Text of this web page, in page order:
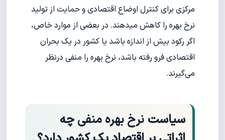
مرکزی برای کنترل اوضاع اقتصادی و حمایت از تولید
نرخ بهره را کاهش میدهند. در بعضی از موارد خاص،
اگر رکود بیش از اندازه باشد یا کشور در یک بحران
اقتصادی فرو رفته باشد، نرخ بهره را منفی درنظر
می‌گیرند.
سیاست نرخ بهره منفیچه